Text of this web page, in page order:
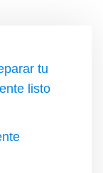
tu
listo